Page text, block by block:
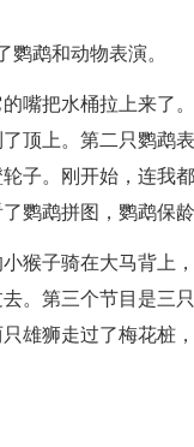
鹦鹉和动物表演。
嘴把水桶拉上来了
顶上。第二只鹦鹉
子。刚开始，连我
了鹦鹉拼图，鹦鹉
猴子骑在大马背上
。第三个节目是三
雄狮走过了梅花桩